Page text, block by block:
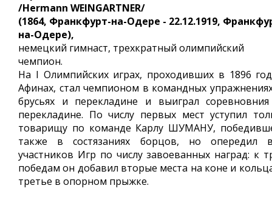
/Hermann WEINGARTNER/
(1864, Франкфурт-на-Одере - 22.12.1919,
на-Одере),
немецкий гимнаст, трехкратный олимпийский
чемпион.
На I Олимпийских играх, проходивших в 1896
Афинах, стал чемпионом в командных
брусьях и перекладине и выиграл
перекладине. По числу первых мест уступил
товарищу по команде Карлу ШУМАНУ,
также в состязаниях борцов, но опередил
участников Игр по числу завоеванных наград: к
победам он добавил вторые места на коне и
третье в опорном прыжке.